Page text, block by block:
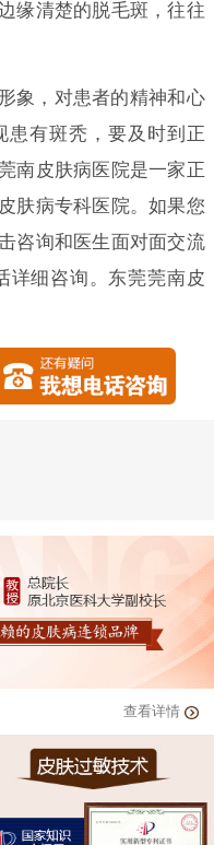
缘清楚的脱毛斑，往往
象，对患者的精神和心
患有斑秃，要及时到正
南皮肤病医院是一家正
肤病专科医院。如果您
咨询和医生面对面交流
详细咨询。东莞莞南皮
查看详情